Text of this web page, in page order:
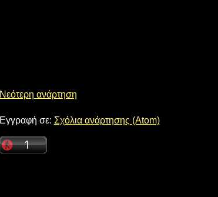
Νεότερη ανάρτηση
Εγγραφή σε: Σχόλια ανάρτησης (Atom)